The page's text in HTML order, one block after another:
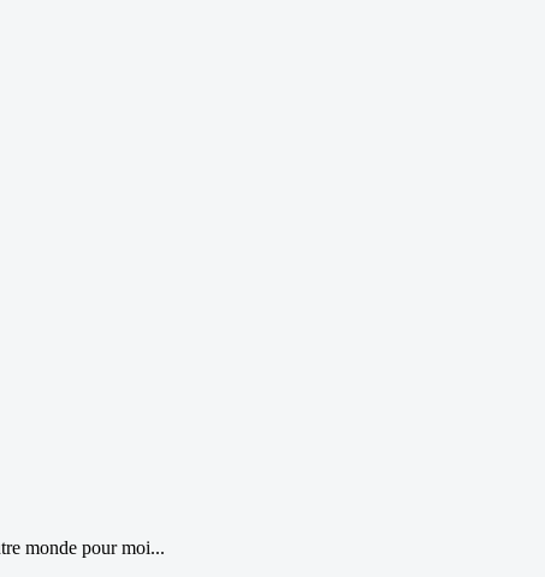
monde pour moi...